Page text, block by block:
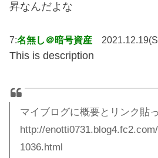
昇なんだよな
7:名無し＠暗号資産
This is description
マイブログに概要とリンク貼
http://
1036.html